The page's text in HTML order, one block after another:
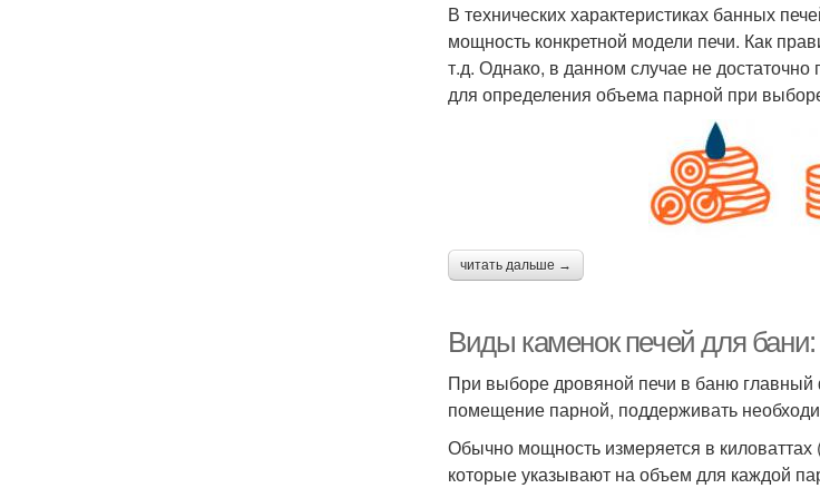
В технических характеристиках банных
мощность конкретной модели печи. Как
т.д. Однако, в данном случае не
для определения объема парной при
читать дальше →
Виды каменок печей для
При выборе дровяной печи в баню
помещение парной, поддерживать
Обычно мощность измеряется в
которые указывают на объем для каждой